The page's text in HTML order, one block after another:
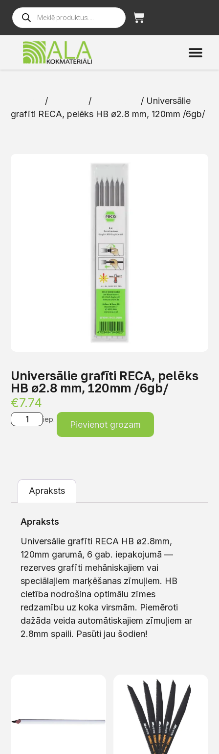
/ /
/ Universālie
grafīti RECA, pelēks HB ø2.8 mm, 120mm /6gb/
Universālie grafīti RECA, pelēks
HB ø2.8 mm, 120mm /6gb/
€7.74
iep.
Pievienot grozam
Apraksts
Apraksts
Universālie grafīti RECA HB ø2.8mm,
120mm garumā, 6 gab. iepakojumā —
rezerves grafīti mehāniskajiem vai
speciālajiem marķēšanas zīmuļiem. HB
cietība nodrošina optimālu zīmes
redzamību uz koka virsmām. Piemēroti
dažāda veida automātiskajiem zīmuļiem ar
2.8mm spaili. Pasūti jau šodien!